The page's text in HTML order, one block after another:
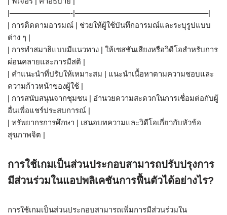
|————————-|—————————————————–|
| การติดตามอารมณ์ | ช่วยให้ผู้ใช้บันทึกอารมณ์และระบุรูปแบบ
ต่าง ๆ |
| การทำสมาธิแบบมีแนวทาง | ให้เซสชันเสียงหรือวิดีโอสำหรับการ
ผ่อนคลายและการมีสติ |
| คำแนะนำที่ปรับให้เหมาะสม | แนะนำเนื้อหาตามความชอบและ
ความก้าวหน้าของผู้ใช้ |
| การสนับสนุนจากชุมชน | อำนวยความสะดวกในการเชื่อมต่อกับผู้
อื่นเพื่อแชร์ประสบการณ์ |
| ทรัพยากรการศึกษา | เสนอบทความและวิดีโอเกี่ยวกับหัวข้อ
สุขภาพจิต |
การใช้เกมเป็นส่วนประกอบสามารถปรับปรุงการ
มีส่วนร่วมในแอปพลิเคชันการฟื้นตัวได้อย่างไร?
การใช้เกมเป็นส่วนประกอบสามารถเพิ่มการมีส่วนร่วมใน